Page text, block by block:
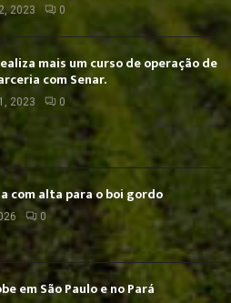
2023 0
mais um curso de operação de
com Senar.
2023 0
com alta para o boi gordo
0
em São Paulo e no Pará